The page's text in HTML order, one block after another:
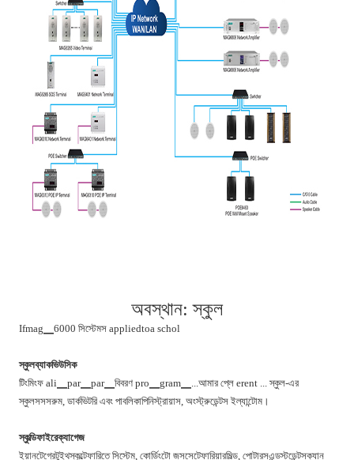
অবস্থান: স্কুল
Ifmag▁6000 সিস্টেমস appliedtoa schol
স্কুলব্যাকভিউসিক
টিংমিংফ ali▁par▁par▁বিবরণ pro▁gram▁...আমার প্লে erent ... স্কুল-এর
স্কুলসসসরুম, ডার্কভিটরি এবং পাবলিকাপিনিস্ট্রায়াস, অংস্ট্রুডেন্টস ইল্যান্টোম।
স্কুল্ডিফাইরেক্যাগেজ
ইয়ানটেগ্রেটুইথস্কুল্টেফারিতে সিস্টেম, কোর্ডিংটো জসসেটেফারিয়ারমিল্ড, পোটারসএন্ডস্টডেন্টসক্যান